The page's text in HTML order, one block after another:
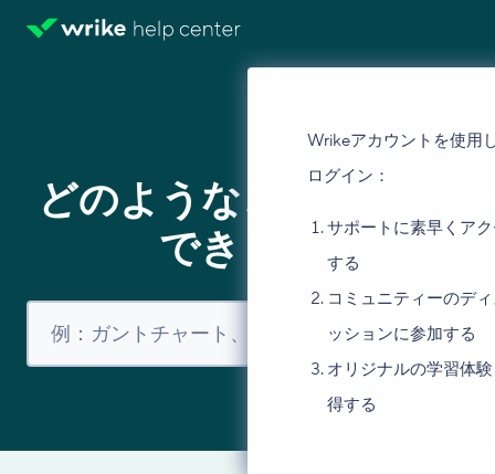
Wrikeアカウントを使用
ログイン：
サポートに素早くア
する
コミュニティーのデ
ッションに参加する
オリジナルの学習体
得する
どのようなことでお手
できますか？